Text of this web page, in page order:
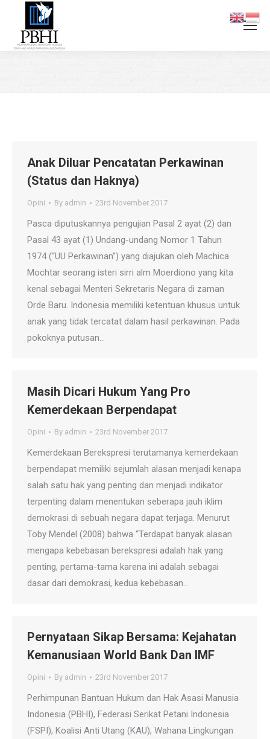
Anak Diluar Pencatatan Perkawinan
(Status dan Haknya)
Opini By admin 23rd November 2017
Pasca diputuskannya pengujian Pasal 2 ayat (2) dan
Pasal 43 ayat (1) Undang-undang Nomor 1 Tahun
1974 (“UU Perkawinan”) yang diajukan oleh Machica
Mochtar seorang isteri sirri alm Moerdiono yang kita
kenal sebagai Menteri Sekretaris Negara di zaman
Orde Baru. Indonesia memiliki ketentuan khusus untuk
anak yang tidak tercatat dalam hasil perkawinan. Pada
pokoknya putusan…
Masih Dicari Hukum Yang Pro
Kemerdekaan Berpendapat
Opini By admin 23rd November 2017
Kemerdekaan Berekspresi terutamanya kemerdekaan
berpendapat memiliki sejumlah alasan menjadi kenapa
salah satu hak yang penting dan menjadi indikator
terpenting dalam menentukan seberapa jauh iklim
demokrasi di sebuah negara dapat terjaga. Menurut
Toby Mendel (2008) bahwa “Terdapat banyak alasan
mengapa kebebasan berekspresi adalah hak yang
penting, pertama-tama karena ini adalah sebagai
dasar dari demokrasi, kedua kebebasan…
Pernyataan Sikap Bersama: Kejahatan
Kemanusiaan World Bank Dan IMF
Opini By admin 23rd November 2017
Perhimpunan Bantuan Hukum dan Hak Asasi Manusia
Indonesia (PBHI), Federasi Serikat Petani Indonesia
(FSPI), Koalisi Anti Utang (KAU), Wahana Lingkungan